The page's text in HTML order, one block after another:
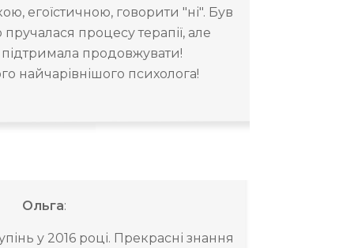
егоїстичною, говорити "ні". Був
процесу терапії, але
продовжувати!
найчарівнішого психолога!
Ольга:
у 2016 році. Прекрасні знання